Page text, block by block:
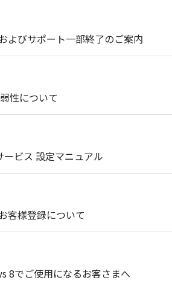
よびサポート一部終了のご案内
性について
ビス 設定マニュアル
客様登録について
8でご使用になるお客さまへ